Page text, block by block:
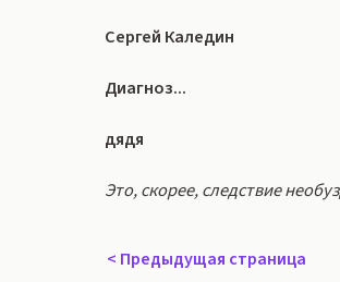
Сергей Каледин
Диагноз...
дядя
Это, скорее, следствие
< Предыдущая страница